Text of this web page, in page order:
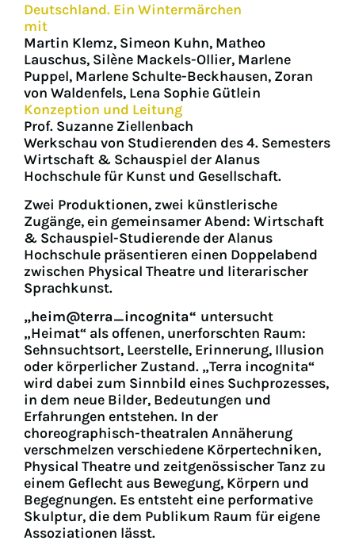
Werkschau von Studierenden des 4. Semesters
Wirtschaft & Schauspiel der Alanus
Hochschule für Kunst und Gesellschaft.
Zwei Produktionen, zwei künstlerische
Zugänge, ein gemeinsamer Abend: Wirtschaft
& Schauspiel-Studierende der Alanus
Hochschule präsentieren einen Doppelabend
zwischen Physical Theatre und literarischer
Sprachkunst.
„heim@terra_incognita“ untersucht
„Heimat“ als offenen, unerforschten Raum:
Sehnsuchtsort, Leerstelle, Erinnerung, Illusion
oder körperlicher Zustand. „Terra incognita“
wird dabei zum Sinnbild eines Suchprozesses,
in dem neue Bilder, Bedeutungen und
Erfahrungen entstehen. In der
choreographisch-theatralen Annäherung
verschmelzen verschiedene Körpertechniken,
Physical Theatre und zeitgenössischer Tanz zu
einem Geflecht aus Bewegung, Körpern und
Begegnungen. Es entsteht eine performative
Skulptur, die dem Publikum Raum für eigene
Assoziationen lässt.
Deutschland. Ein Wintermärchen
mit
Martin Klemz, Simeon Kuhn, Matheo
Lauschus, Silène Mackels-Ollier, Marlene
Puppel, Marlene Schulte-Beckhausen, Zoran
von Waldenfels, Lena Sophie Gütlein
Konzeption und Leitung
Prof. Suzanne Ziellenbach